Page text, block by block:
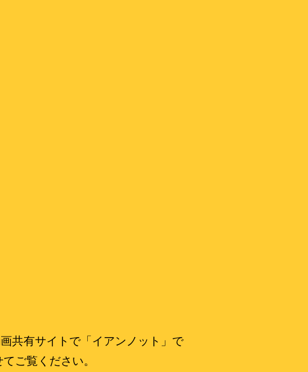
共有サイトで「イアンノット」で
ご覧ください。